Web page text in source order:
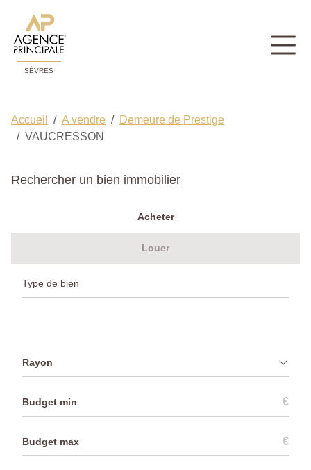
SÈVRES
Accueil A vendre
Demeure de Prestige
VAUCRESSON
Rechercher un bien immobilier
Acheter
Louer
Rayon
€
€